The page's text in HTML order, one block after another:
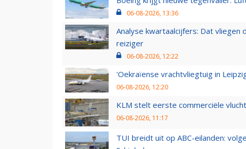
06-08-2026, 13:36
Analyse kwartaalcijfers: Dat
reiziger
06-08-2026, 12:22
'Oekraïense vrachtvliegtuig in
06-08-2026, 12:20
KLM stelt eerste commerciële
06-08-2026, 11:17
TUI breidt uit op ABC-eilanden: